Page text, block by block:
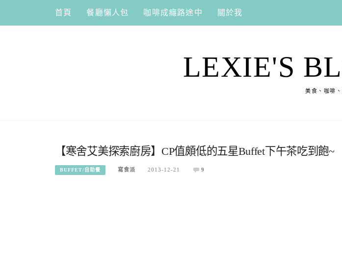
content
首頁 餐廳懶人包 咖啡成癮路途中 關於我
LEXIE'S
美食、咖啡
【寒舍艾美探索廚房】CP值頗低的五星Buffet下午茶吃到飽~
BUFFET/自助餐 寫食派 2013-12-21 9